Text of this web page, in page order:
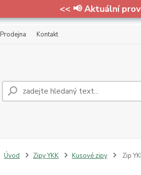
<< 📢 Aktuální
Prodejna Kontakt
Úvod Zipy YKK Kusové zipy Zip